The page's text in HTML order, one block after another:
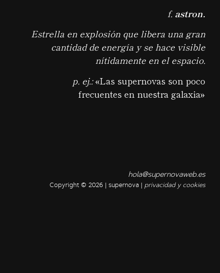
hola@supernovaweb.es
Copyright © 2026 | supernova | privacidad y cookies
f. astron.
Estrella en explosión que libera una gran
cantidad de energía y se hace visible
nítidamente en el espacio.
p. ej.:«Las supernovas son poco
frecuentes en nuestra galaxia»